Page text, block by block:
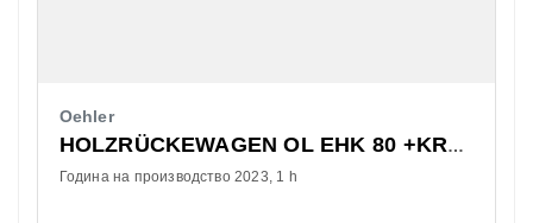
Oehler
HOLZRÜCKEWAGEN OL EHK 80 +KRAN
Година на производство 2023 1 h